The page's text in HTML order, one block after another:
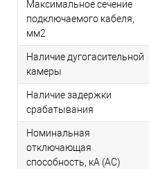
Максимальное сечение
подключаемого кабеля,
мм2
Наличие дугогасительной
камеры
Наличие задержки
срабатывания
Номинальная
отключающая
способность, кA (AC)